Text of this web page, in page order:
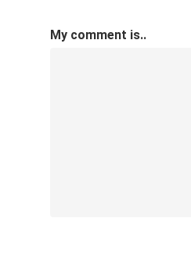
My comment is..